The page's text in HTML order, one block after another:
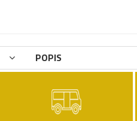
POPIS